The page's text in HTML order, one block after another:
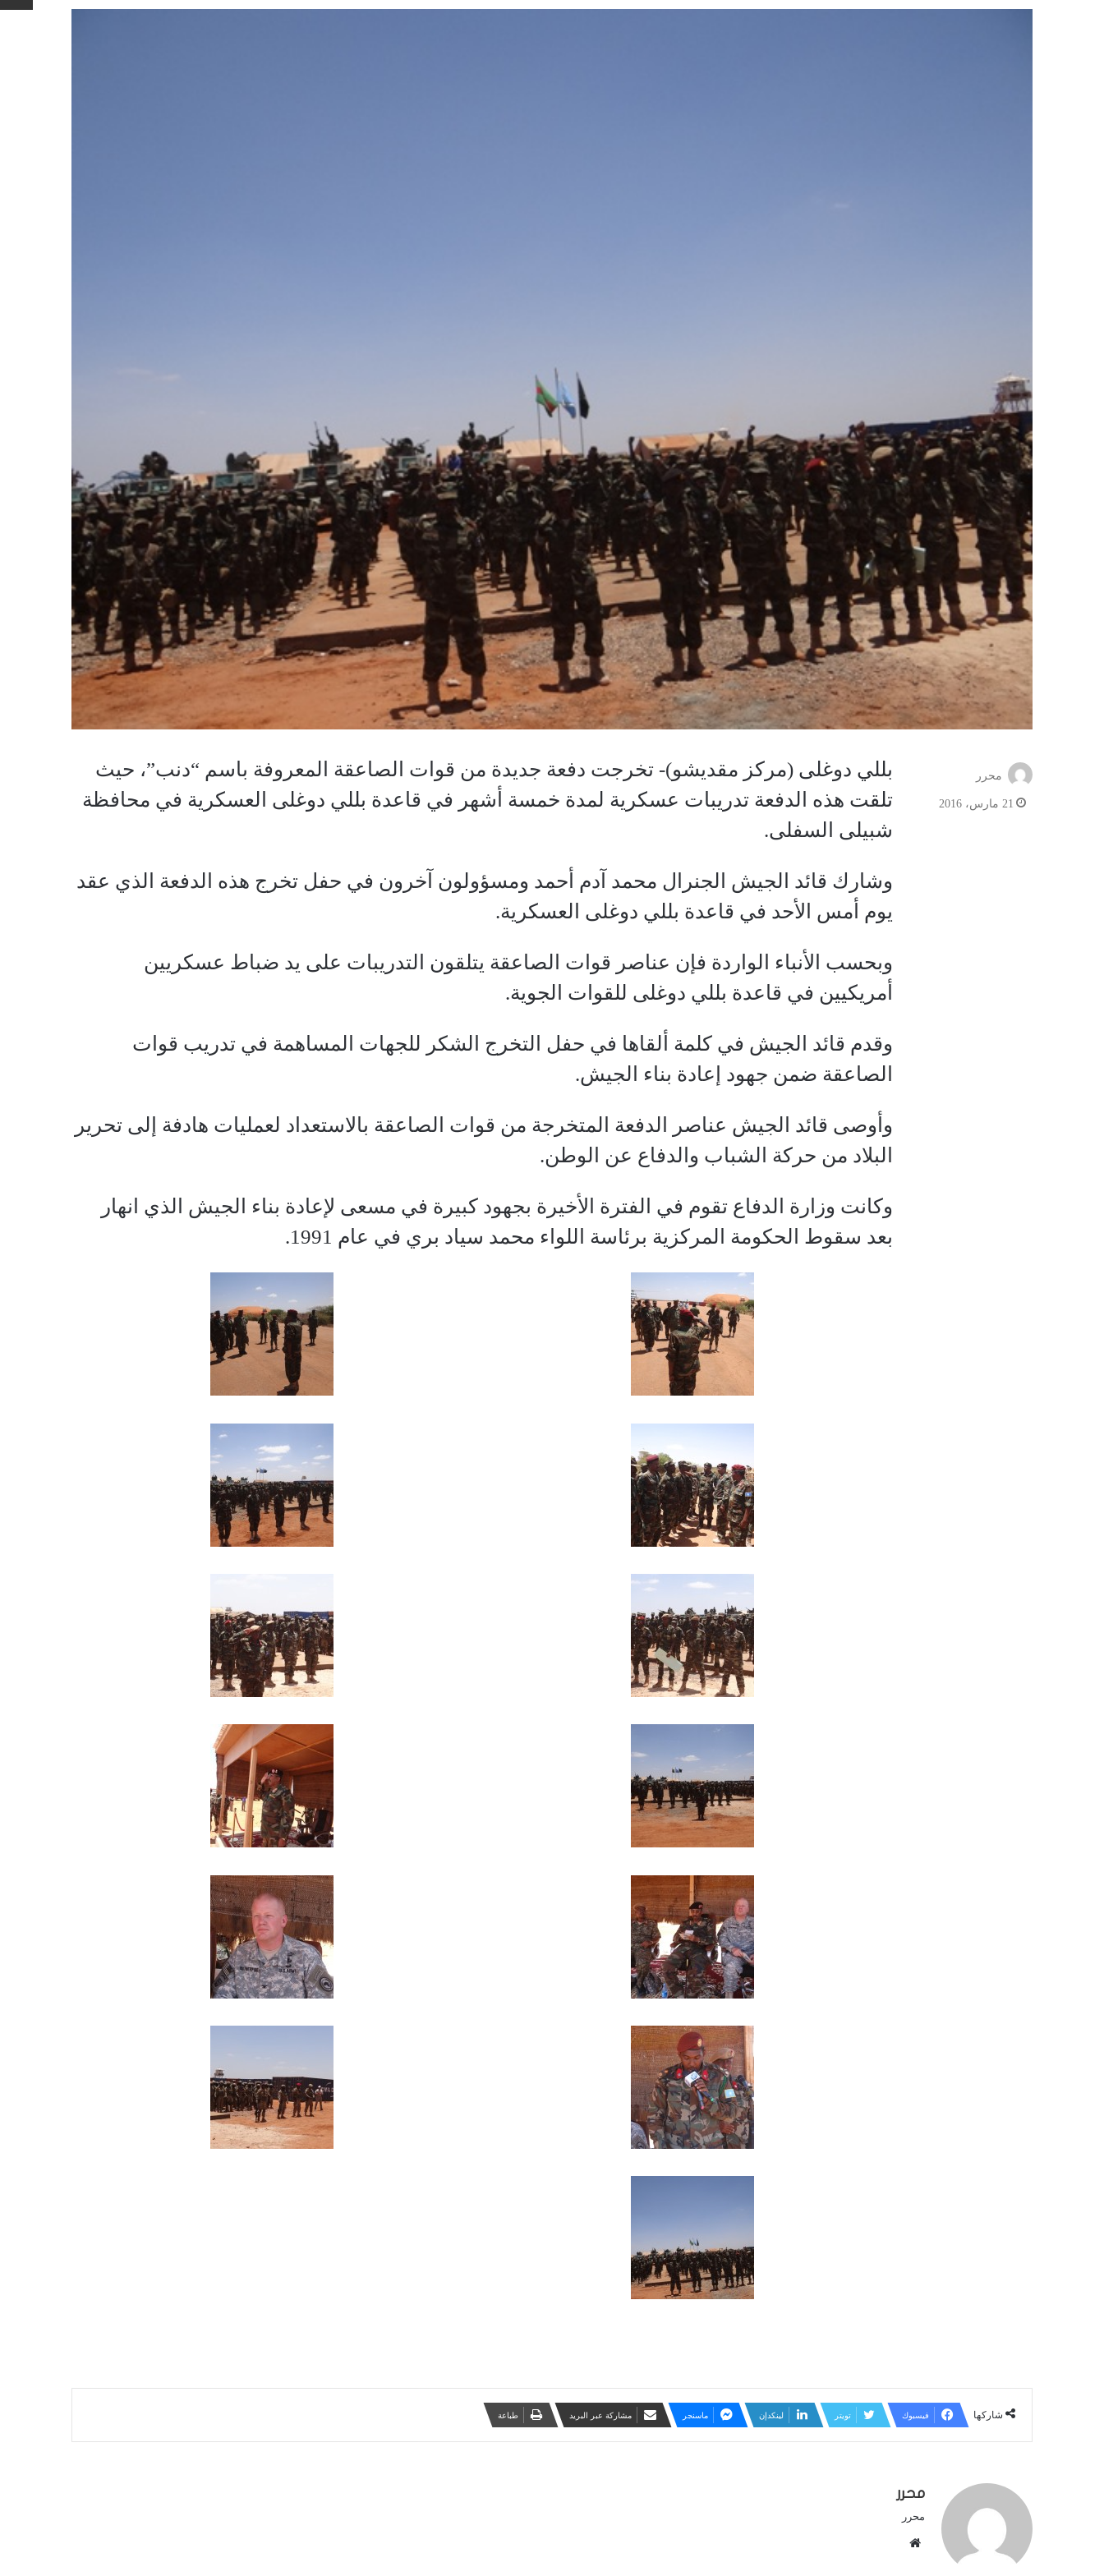
بللي دوغلى (مركز مقديشو)- تخرجت دفعة جديدة من قوات الصاعقة المعروفة باسم “دنب”، حيث
تلقت هذه الدفعة تدريبات عسكرية لمدة خمسة أشهر في قاعدة بللي دوغلى العسكرية في محافظة
شبيلى السفلى.
وشارك قائد الجيش الجنرال محمد آدم أحمد ومسؤولون آخرون في حفل تخرج هذه الدفعة الذي عقد
يوم أمس الأحد في قاعدة بللي دوغلى العسكرية.
وبحسب الأنباء الواردة فإن عناصر قوات الصاعقة يتلقون التدريبات على يد ضباط عسكريين
أمريكيين في قاعدة بللي دوغلى للقوات الجوية.
وقدم قائد الجيش في كلمة ألقاها في حفل التخرج الشكر للجهات المساهمة في تدريب قوات
الصاعقة ضمن جهود إعادة بناء الجيش.
وأوصى قائد الجيش عناصر الدفعة المتخرجة من قوات الصاعقة بالاستعداد لعمليات هادفة إلى تحرير
البلاد من حركة الشباب والدفاع عن الوطن.
وكانت وزارة الدفاع تقوم في الفترة الأخيرة بجهود كبيرة في مسعى لإعادة بناء الجيش الذي انهار
بعد سقوط الحكومة المركزية برئاسة اللواء محمد سياد بري في عام 1991.
محرر
21 مارس، 2016
شاركها فيسبوك تويتر لينكدإن ماسنجر مشاركة عبر البريد طباعة
محرر
محرر